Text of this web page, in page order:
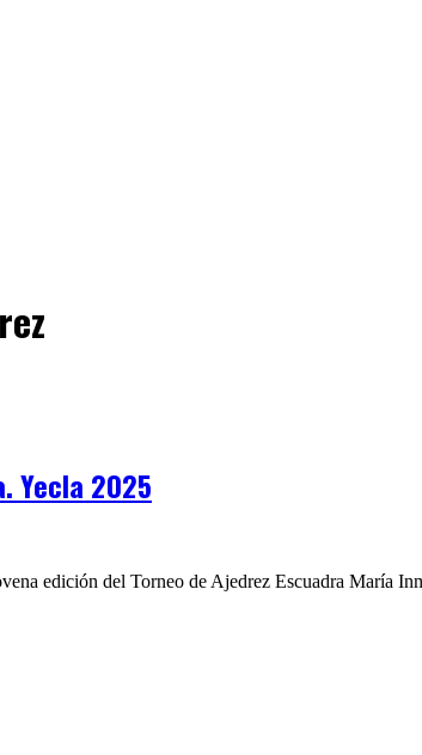
Yecla 2025
edición del Torneo de Ajedrez Escuadra María